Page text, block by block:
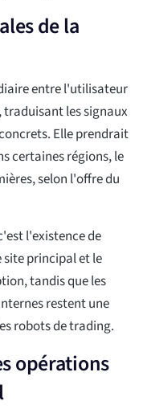
de la
entre l'utilisateur
les signaux
Elle prendrait
certaines régions, le
selon l'offre du
l'existence de
site principal et le
tandis que les
restent une
robots de trading.
opérations